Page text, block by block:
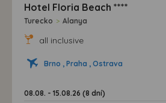
Hotel Floria Beach ****
Turecko > Alanya
all inclusive
Brno , Praha , Ostrava
08.08. - 15.08.26 (8 dní)